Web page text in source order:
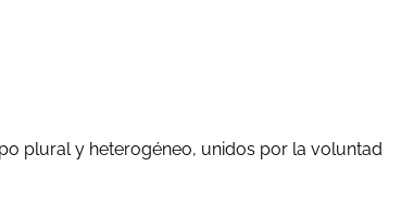
plural y heterogéneo, unidos por la voluntad